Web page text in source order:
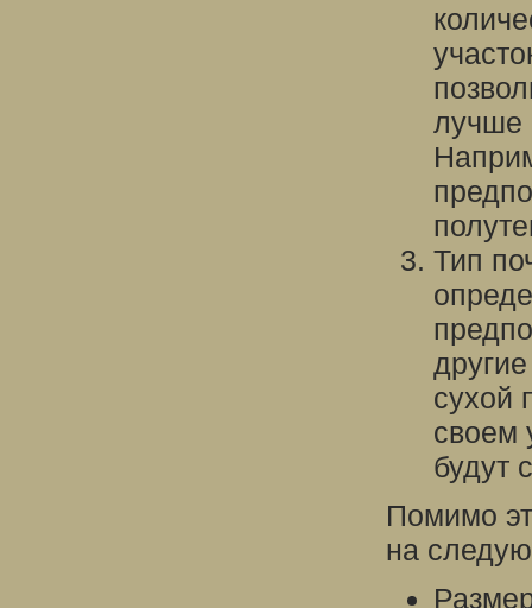
лучше
Тип
сухой
своем
будут
Помимо
на